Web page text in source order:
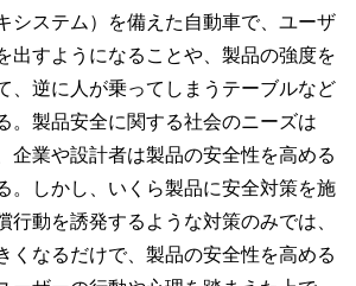
システム）を備えた自動車で、ユーザ
出すようになることや、製品の強度を
、逆に人が乗ってしまうテーブルなど
。製品安全に関する社会のニーズは
企業や設計者は製品の安全性を高める
。しかし、いくら製品に安全対策を施
行動を誘発するような対策のみでは、
くなるだけで、製品の安全性を高める